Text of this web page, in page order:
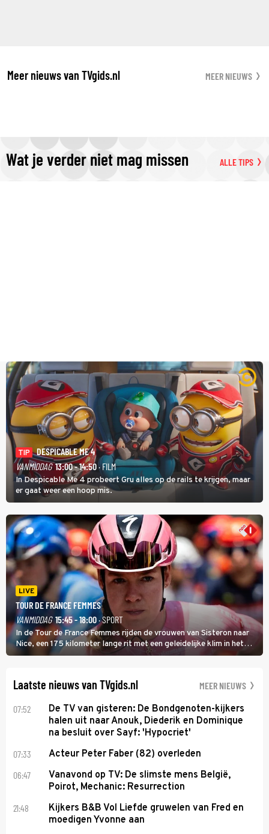
Meer nieuws van TVgids.nl MEER NIEUWS
Wat je verder niet mag missen ALLE TIPS
TIP
DESPICABLE ME 4
VANMIDDAG 13:00 - 14:50· FILM
In Despicable Me 4 probeert Gru alles op de rails te krijgen, maar
er gaat weer een hoop mis.
LIVE
TOUR DE FRANCE FEMMES
VANMIDDAG 15:45 - 18:00· SPORT
In de Tour de France Femmes rijden de vrouwen van Sisteron naar
Nice, een 175 kilometer lange rit met een geleidelijke klim in het
midden. Dat is mogelijk niet de zwaarste hindernis, dat is de
Laatste nieuws van TVgids.nl MEER NIEUWS
07:52
De TV van gisteren: De Bondgenoten-kijkers
halen uit naar Anouk, Diederik en Dominique
na besluit over Sayf: 'Hypocriet'
07:33 Acteur Peter Faber (82) overleden
06:47
Vanavond op TV: De slimste mens België,
Poirot, Mechanic: Resurrection
21:48
Kijkers B&B Vol Liefde gruwelen van Fred en
moedigen Yvonne aan